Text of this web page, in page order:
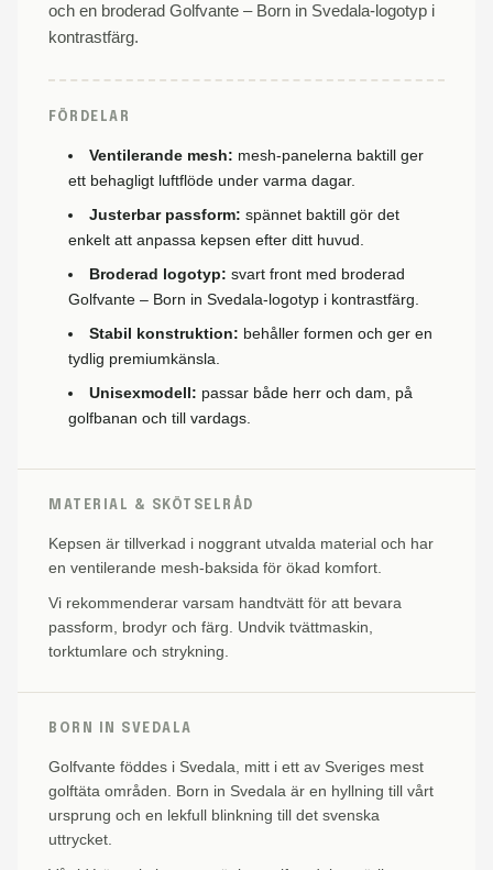
och en broderad Golfvante – Born in Svedala-logotyp i
kontrastfärg.
FÖRDELAR
Ventilerande mesh: mesh-panelerna baktill ger
ett behagligt luftflöde under varma dagar.
Justerbar passform: spännet baktill gör det
enkelt att anpassa kepsen efter ditt huvud.
Broderad logotyp: svart front med broderad
Golfvante – Born in Svedala-logotyp i kontrastfärg.
Stabil konstruktion: behåller formen och ger en
tydlig premiumkänsla.
Unisexmodell: passar både herr och dam, på
golfbanan och till vardags.
MATERIAL & SKÖTSELRÅD
Kepsen är tillverkad i noggrant utvalda material och har
en ventilerande mesh-baksida för ökad komfort.
Vi rekommenderar varsam handtvätt för att bevara
passform, brodyr och färg. Undvik tvättmaskin,
torktumlare och strykning.
BORN IN SVEDALA
Golfvante föddes i Svedala, mitt i ett av Sveriges mest
golftäta områden. Born in Svedala är en hyllning till vårt
ursprung och en lekfull blinkning till det svenska
uttrycket.